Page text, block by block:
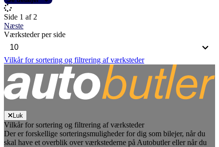
Side 1 af 2
Næste
Værksteder per side
Vilkår for sortering og filtrering af værksteder
Luk
Vilkår for sortering og filtrering af værksteder
Der er forskellige sorteringsmuligheder for dig som bilejer, når du
skal have et overblik over værkstederne på Autobutler eller når du